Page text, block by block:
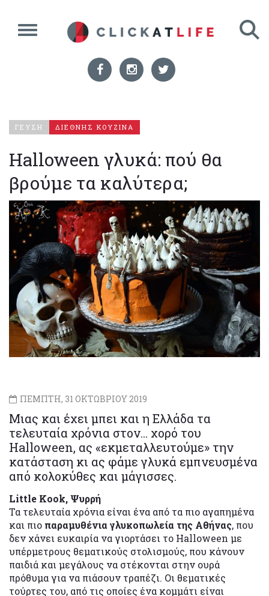
ΓΕΥΣΗ ΔΙΕΘΝΗΣ ΚΟΥΖΙΝΑ
Halloween γλυκά: πού θα
βρούμε τα καλύτερα;
ΠΕΜΠΤΗ, 31 ΟΚΤΩΒΡΙΟΥ 2019
Μιας και έχει μπει και η Ελλάδα τα
τελευταία χρόνια στον... χορό του
Halloween, ας «εκμεταλλευτούμε» την
κατάσταση κι ας φάμε γλυκά εμπνευσμένα
από κολοκύθες και μάγισσες.
Little Kook, Ψυρρή
Τα τελευταία χρόνια είναι ένα από τα πιο αγαπημένα
και πιο παραμυθένια γλυκοπωλεία της Αθήνας, που
δεν χάνει ευκαιρία να γιορτάσει το Halloween με
υπέρμετρους θεματικούς στολισμούς, που κάνουν
παιδιά και μεγάλους να στέκονται στην ουρά
πρόθυμα για να πιάσουν τραπέζι. Οι θεματικές
τούρτες του, από τις οποίες ένα κομμάτι είναι